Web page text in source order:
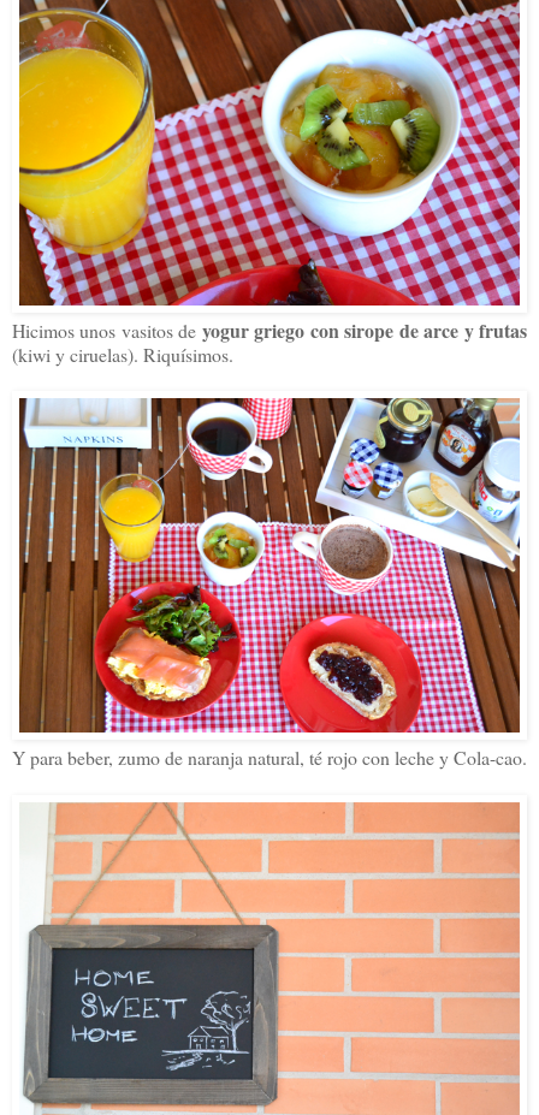
Hicimos unos vasitos de yogur griego con sirope de arce y frutas
(kiwi y ciruelas). Riquísimos.
Y para beber, zumo de naranja natural, té rojo con leche y Cola-cao.